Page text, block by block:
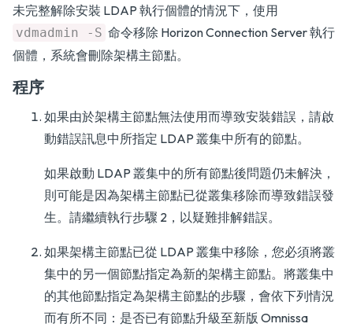
未完整解除安裝 LDAP 執行個體的情況下，使用
vdmadmin -S 命令移除 Horizon Connection Server 執行
個體，系統會刪除架構主節點。
程序
如果由於架構主節點無法使用而導致安裝錯誤，請啟
動錯誤訊息中所指定 LDAP 叢集中所有的節點。
如果啟動 LDAP 叢集中的所有節點後問題仍未解決，
則可能是因為架構主節點已從叢集移除而導致錯誤發
生。請繼續執行步驟 2，以疑難排解錯誤。
如果架構主節點已從 LDAP 叢集中移除，您必須將叢
集中的另一個節點指定為新的架構主節點。將叢集中
的其他節點指定為架構主節點的步驟，會依下列情況
而有所不同：是否已有節點升級至新版 Omnissa